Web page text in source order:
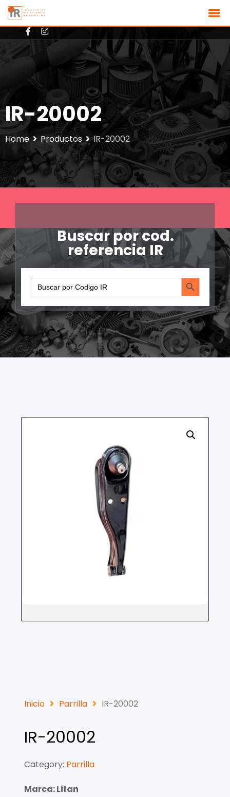
IR-20002
Home Productos IR-20002
Buscar por cod.
referencia IR
Search
for:
Search Button
Inicio Parrilla IR-20002
IR-20002
Category: Parrilla
Marca: Lifan